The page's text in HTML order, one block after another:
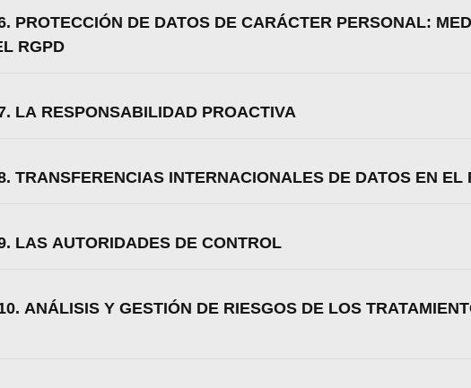
PROTECCIÓN DE DATOS DE CARÁCTER PERSONAL:
RGPD
LA RESPONSABILIDAD PROACTIVA
TRANSFERENCIAS INTERNACIONALES DE DATOS EN EL
LAS AUTORIDADES DE CONTROL
ANÁLISIS Y GESTIÓN DE RIESGOS DE LOS